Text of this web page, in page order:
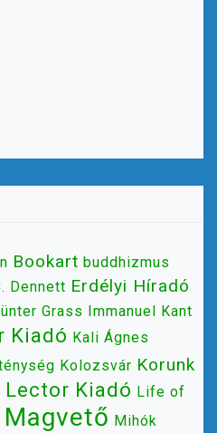
Bookart buddhizmus
Dennett Erdélyi Híradó
Grass Immanuel Kant
Kiadó Kali Ágnes
Kolozsvár Korunk
Lector Kiadó Life of
Magvető Mihók